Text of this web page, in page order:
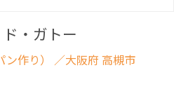
・ガトー
作り） ／大阪府 高槻市